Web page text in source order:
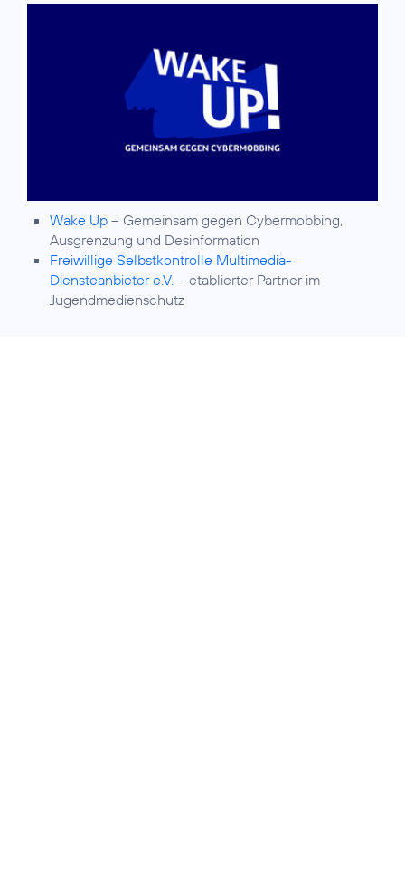
Wake Up – Gemeinsam gegen Cybermobbing,
Ausgrenzung und Desinformation
Freiwillige Selbstkontrolle Multimedia-
Diensteanbieter e.V. – etablierter Partner im
Jugendmedienschutz